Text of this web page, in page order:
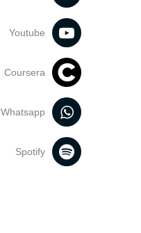
Youtube
Coursera
Whatsapp
Spotify